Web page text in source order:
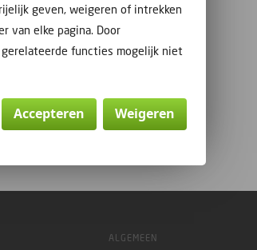
ALGEMEEN
geven, weigeren of intrekken
van elke pagina. Door
functies mogelijk niet
Accepteren Weigeren